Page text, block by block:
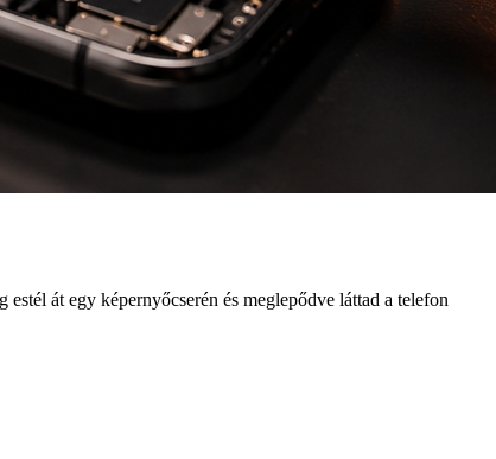
át egy képernyőcserén és meglepődve láttad a telefon